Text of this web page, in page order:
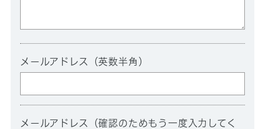
メールアドレス（英数半角）
メールアドレス（確認のためもう一度入力してく